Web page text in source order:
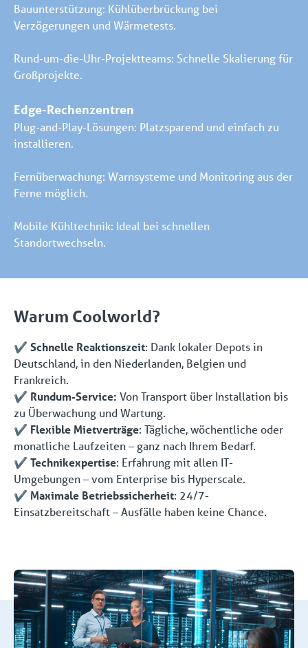
Bauunterstützung: Kühlüberbrückung bei
Verzögerungen und Wärmetests.
Rund-um-die-Uhr-Projektteams: Schnelle Skalierung für
Großprojekte.
Edge-Rechenzentren
Plug-and-Play-Lösungen: Platzsparend und einfach zu
installieren.
Fernüberwachung: Warnsysteme und Monitoring aus der
Ferne möglich.
Mobile Kühltechnik: Ideal bei schnellen
Standortwechseln.
Warum Coolworld?
✔️ Schnelle Reaktionszeit: Dank lokaler Depots in
Deutschland, in den Niederlanden, Belgien und
Frankreich.
✔️ Rundum-Service: Von Transport über Installation bis
zu Überwachung und Wartung.
✔️ Flexible Mietverträge: Tägliche, wöchentliche oder
monatliche Laufzeiten – ganz nach Ihrem Bedarf.
✔️ Technikexpertise: Erfahrung mit allen IT-
Umgebungen – vom Enterprise bis Hyperscale.
✔️ Maximale Betriebssicherheit: 24/7-
Einsatzbereitschaft – Ausfälle haben keine Chance.